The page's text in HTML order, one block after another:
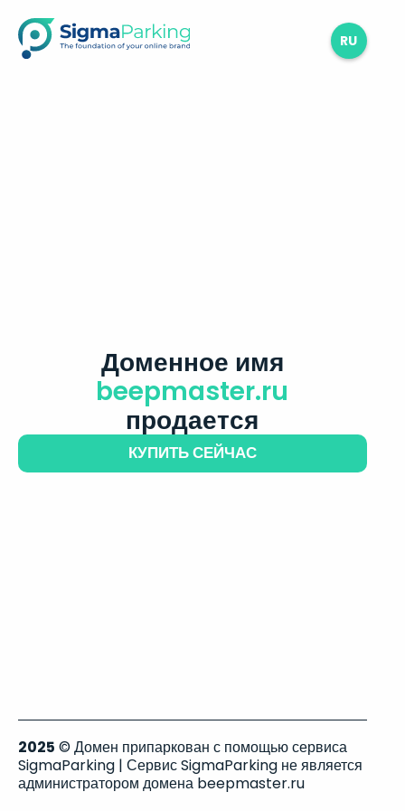
RU
Доменное имя
beepmaster.ru
продается
КУПИТЬ СЕЙЧАС
2025 © Домен припаркован с помощью сервиса
SigmaParking | Сервис SigmaParking не является
администратором домена beepmaster.ru